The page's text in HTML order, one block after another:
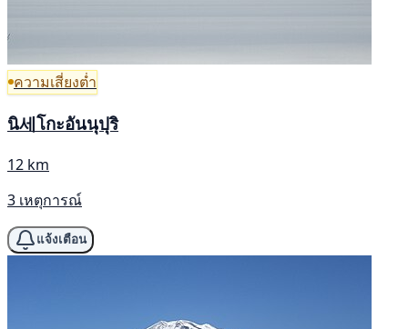
ความเสี่ยงต่ำ
นิ세โกะอันนุปุริ
12 km
3 เหตุการณ์
แจ้งเตือน